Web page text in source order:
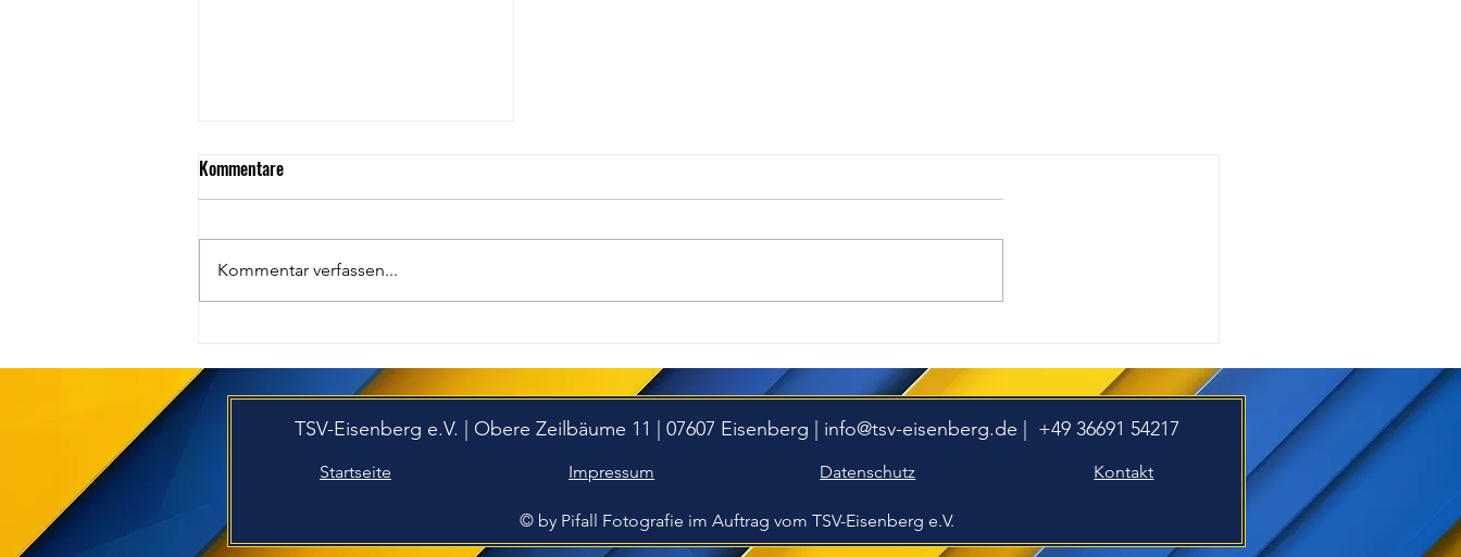
Trikot sucht neue Talente!
Kommentare
Kommentar verfassen...
TSV-Eisenberg e.V. | Obere Zeilbäume 11 | 07607 Eisenberg | info@tsv-eisenberg.de | +49 36691 54217
Startseite Impressum Datenschutz Kontakt
© by Pifall Fotografie im Auftrag vom TSV-Eisenberg e.V.